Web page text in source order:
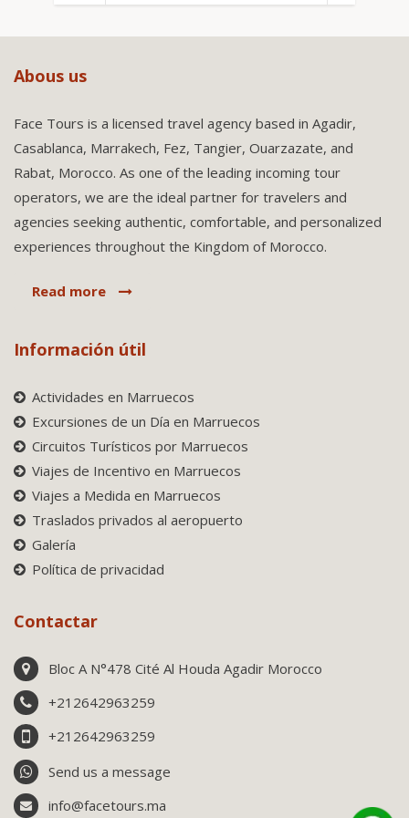
Abous us
Face Tours is a licensed travel agency based in Agadir,
Casablanca, Marrakech, Fez, Tangier, Ouarzazate, and
Rabat, Morocco. As one of the leading incoming tour
operators, we are the ideal partner for travelers and
agencies seeking authentic, comfortable, and personalized
experiences throughout the Kingdom of Morocco.
Read more
Información útil
Actividades en Marruecos
Excursiones de un Día en Marruecos
Circuitos Turísticos por Marruecos
Viajes de Incentivo en Marruecos
Viajes a Medida en Marruecos
Traslados privados al aeropuerto
Galería
Política de privacidad
Contactar
Bloc A N°478 Cité Al Houda Agadir Morocco
+212642963259
+212642963259
Send us a message
info@facetours.ma